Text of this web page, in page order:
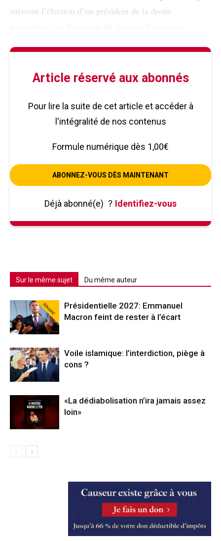
suivront l’élection d’un président de la droite
Article réservé aux abonnés
Pour lire la suite de cet article et accéder à
l'intégralité de nos contenus
Formule numérique dès 1,00€
ABONNEZ-VOUS DÈS MAINTENANT
Déjà abonné(e) ? Identifiez-vous
Sur le même sujet Du même auteur
Abonné
Présidentielle 2027: Emmanuel
Macron feint de rester à l’écart
Voile islamique: l’interdiction, piège à
cons ?
«La dédiabolisation n’ira jamais assez
loin»